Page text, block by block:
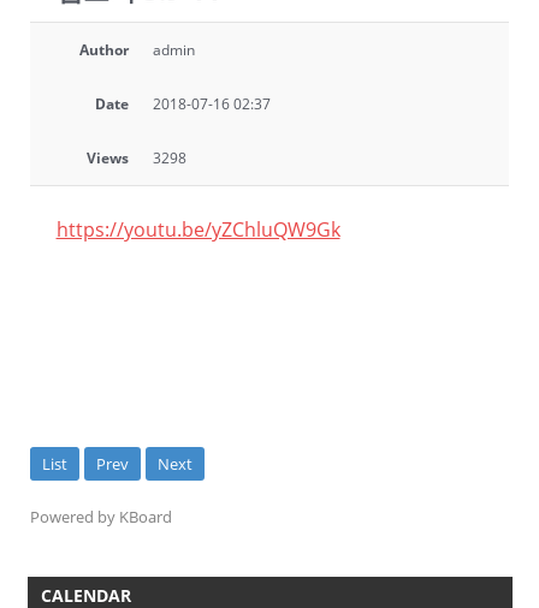
Author admin
Date 2018-07-16 02:37
Views 3298
https://youtu.be/yZChluQW9Gk
List Prev Next
Powered by KBoard
CALENDAR